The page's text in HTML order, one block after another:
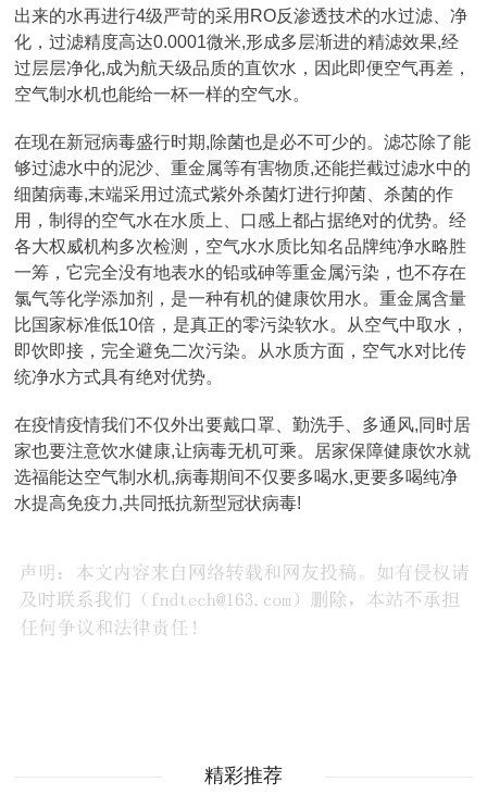
出来的水再进行4级严苛的采用RO反渗透技术的水过滤、净
化，过滤精度高达0.0001微米,形成多层渐进的精滤效果,经
过层层净化,成为航天级品质的直饮水，因此即便空气再差，
空气制水机也能给一杯一样的空气水。
在现在新冠病毒盛行时期,除菌也是必不可少的。滤芯除了能
够过滤水中的泥沙、重金属等有害物质,还能拦截过滤水中的
细菌病毒,末端采用过流式紫外杀菌灯进行抑菌、杀菌的作
用，制得的空气水在水质上、口感上都占据绝对的优势。经
各大权威机构多次检测，空气水水质比知名品牌纯净水略胜
一筹，它完全没有地表水的铅或砷等重金属污染，也不存在
氯气等化学添加剂，是一种有机的健康饮用水。重金属含量
比国家标准低10倍，是真正的零污染软水。从空气中取水，
即饮即接，完全避免二次污染。从水质方面，空气水对比传
统净水方式具有绝对优势。
在疫情疫情我们不仅外出要戴口罩、勤洗手、多通风,同时居
家也要注意饮水健康,让病毒无机可乘。居家保障健康饮水就
选福能达空气制水机,病毒期间不仅要多喝水,更要多喝纯净
水提高免疫力,共同抵抗新型冠状病毒!
精彩推荐